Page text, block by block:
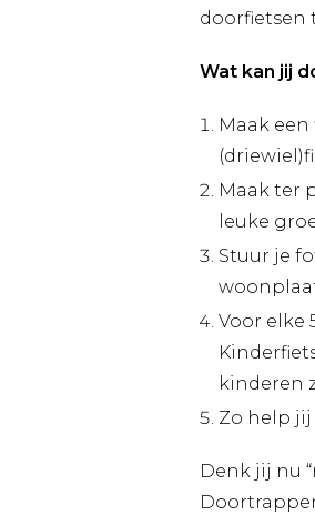
doorfietsen
Wat kan jij
Maak
Maak ter
leuke
Stuur je
Voor elke
kinderen
Zo help
Denk jij nu